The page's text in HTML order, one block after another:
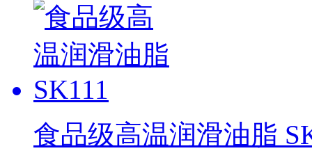
食品级高温润滑油脂